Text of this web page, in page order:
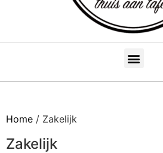
Home / Zakelijk
Zakelijk